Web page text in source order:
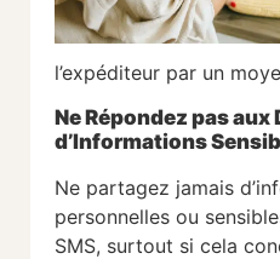
l’expéditeur par un
Ne Répondez pas aux
d’Informations
Ne partagez jamais
personnelles ou
SMS, surtout si cela